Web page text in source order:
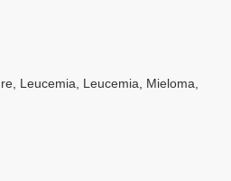
Leucemia Leucemia, Mieloma